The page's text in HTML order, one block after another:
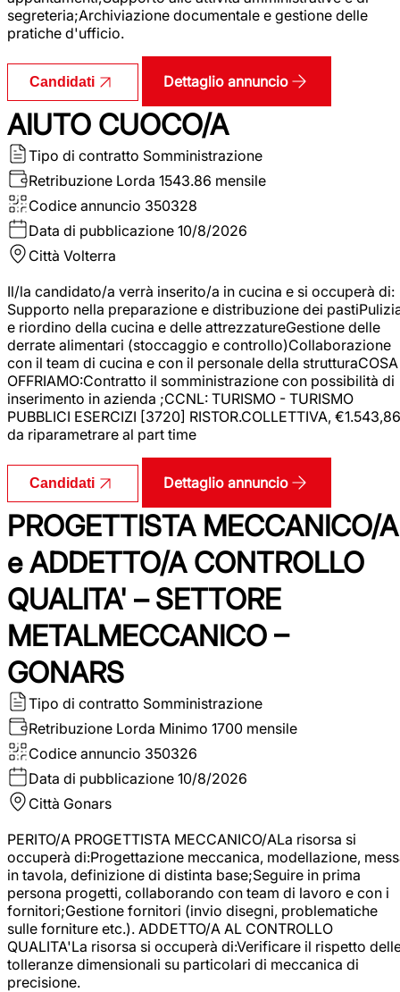
segreteria;Archiviazione documentale e gestione delle
pratiche d'ufficio.
Candidati Dettaglio annuncio
AIUTO CUOCO/A
Tipo di contratto Somministrazione
Retribuzione Lorda 1543.86 mensile
Codice annuncio 350328
Data di pubblicazione 10/8/2026
Città Volterra
Il/la candidato/a verrà inserito/a in cucina e si occuperà di:
Supporto nella preparazione e distribuzione dei
e riordino della cucina e delle attrezzatureGestione delle
derrate alimentari (stoccaggio e controllo)Collaborazione
con il team di cucina e con il personale della strutturaCOSA
OFFRIAMO:Contratto il somministrazione con possibilità di
inserimento in azienda ;CCNL: TURISMO - TURISMO
PUBBLICI ESERCIZI [3720] RISTOR.COLLETTIVA, €1.543,86
da riparametrare al part time
Candidati Dettaglio annuncio
PROGETTISTA MECCANICO/A
e ADDETTO/A CONTROLLO
QUALITA' – SETTORE
METALMECCANICO –
GONARS
Tipo di contratto Somministrazione
Retribuzione Lorda Minimo 1700 mensile
Codice annuncio 350326
Data di pubblicazione 10/8/2026
Città Gonars
PERITO/A PROGETTISTA MECCANICO/ALa risorsa si
occuperà di:Progettazione meccanica, modellazione,
in tavola, definizione di distinta base;Seguire in prima
persona progetti, collaborando con team di lavoro e con i
fornitori;Gestione fornitori (invio disegni, problematiche
sulle forniture etc.). ADDETTO/A AL CONTROLLO
QUALITA'La risorsa si occuperà di:Verificare il rispetto
tolleranze dimensionali su particolari di meccanica di
precisione.